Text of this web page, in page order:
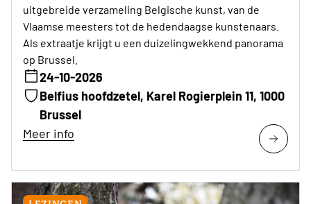
uitgebreide verzameling Belgische kunst, van de
Vlaamse meesters tot de hedendaagse kunstenaars.
Als extraatje krijgt u een duizelingwekkend panorama
op Brussel.
24-10-2026
Belfius hoofdzetel, Karel Rogierplein 11, 1000
Brussel
Meer info